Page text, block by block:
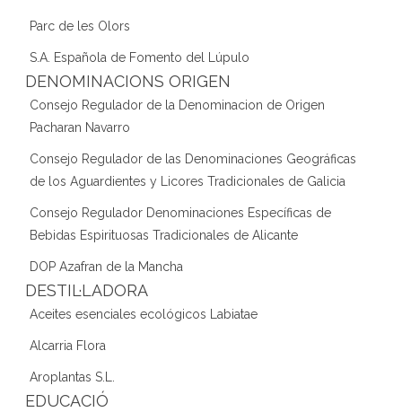
Parc de les Olors
S.A. Española de Fomento del Lúpulo
DENOMINACIONS ORIGEN
Consejo Regulador de la Denominacion de Origen
Pacharan Navarro
Consejo Regulador de las Denominaciones Geográficas
de los Aguardientes y Licores Tradicionales de Galicia
Consejo Regulador Denominaciones Específicas de
Bebidas Espirituosas Tradicionales de Alicante
DOP Azafran de la Mancha
DESTIL·LADORA
Aceites esenciales ecológicos Labiatae
Alcarria Flora
Aroplantas S.L.
EDUCACIÓ